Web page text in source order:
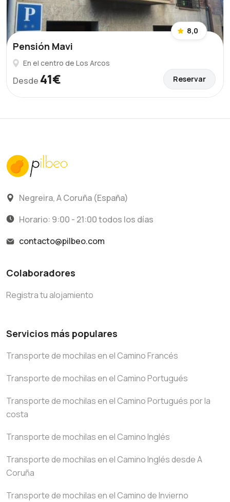
8,0
Pensión Mavi
En el centro de Los Arcos
Desde 41€ Reservar
Negreira, A Coruña (España)
Horario: 9:00 - 21:00 todos los días
contacto@pilbeo.com
Colaboradores
Registra tu alojamiento
Servicios más populares
Transporte de mochilas en el Camino Francés
Transporte de mochilas en el Camino Portugués
Transporte de mochilas en el Camino Portugués por la
costa
Transporte de mochilas en el Camino Inglés
Transporte de mochilas en el Camino Inglés desde A
Coruña
Transporte de mochilas en el Camino de Invierno